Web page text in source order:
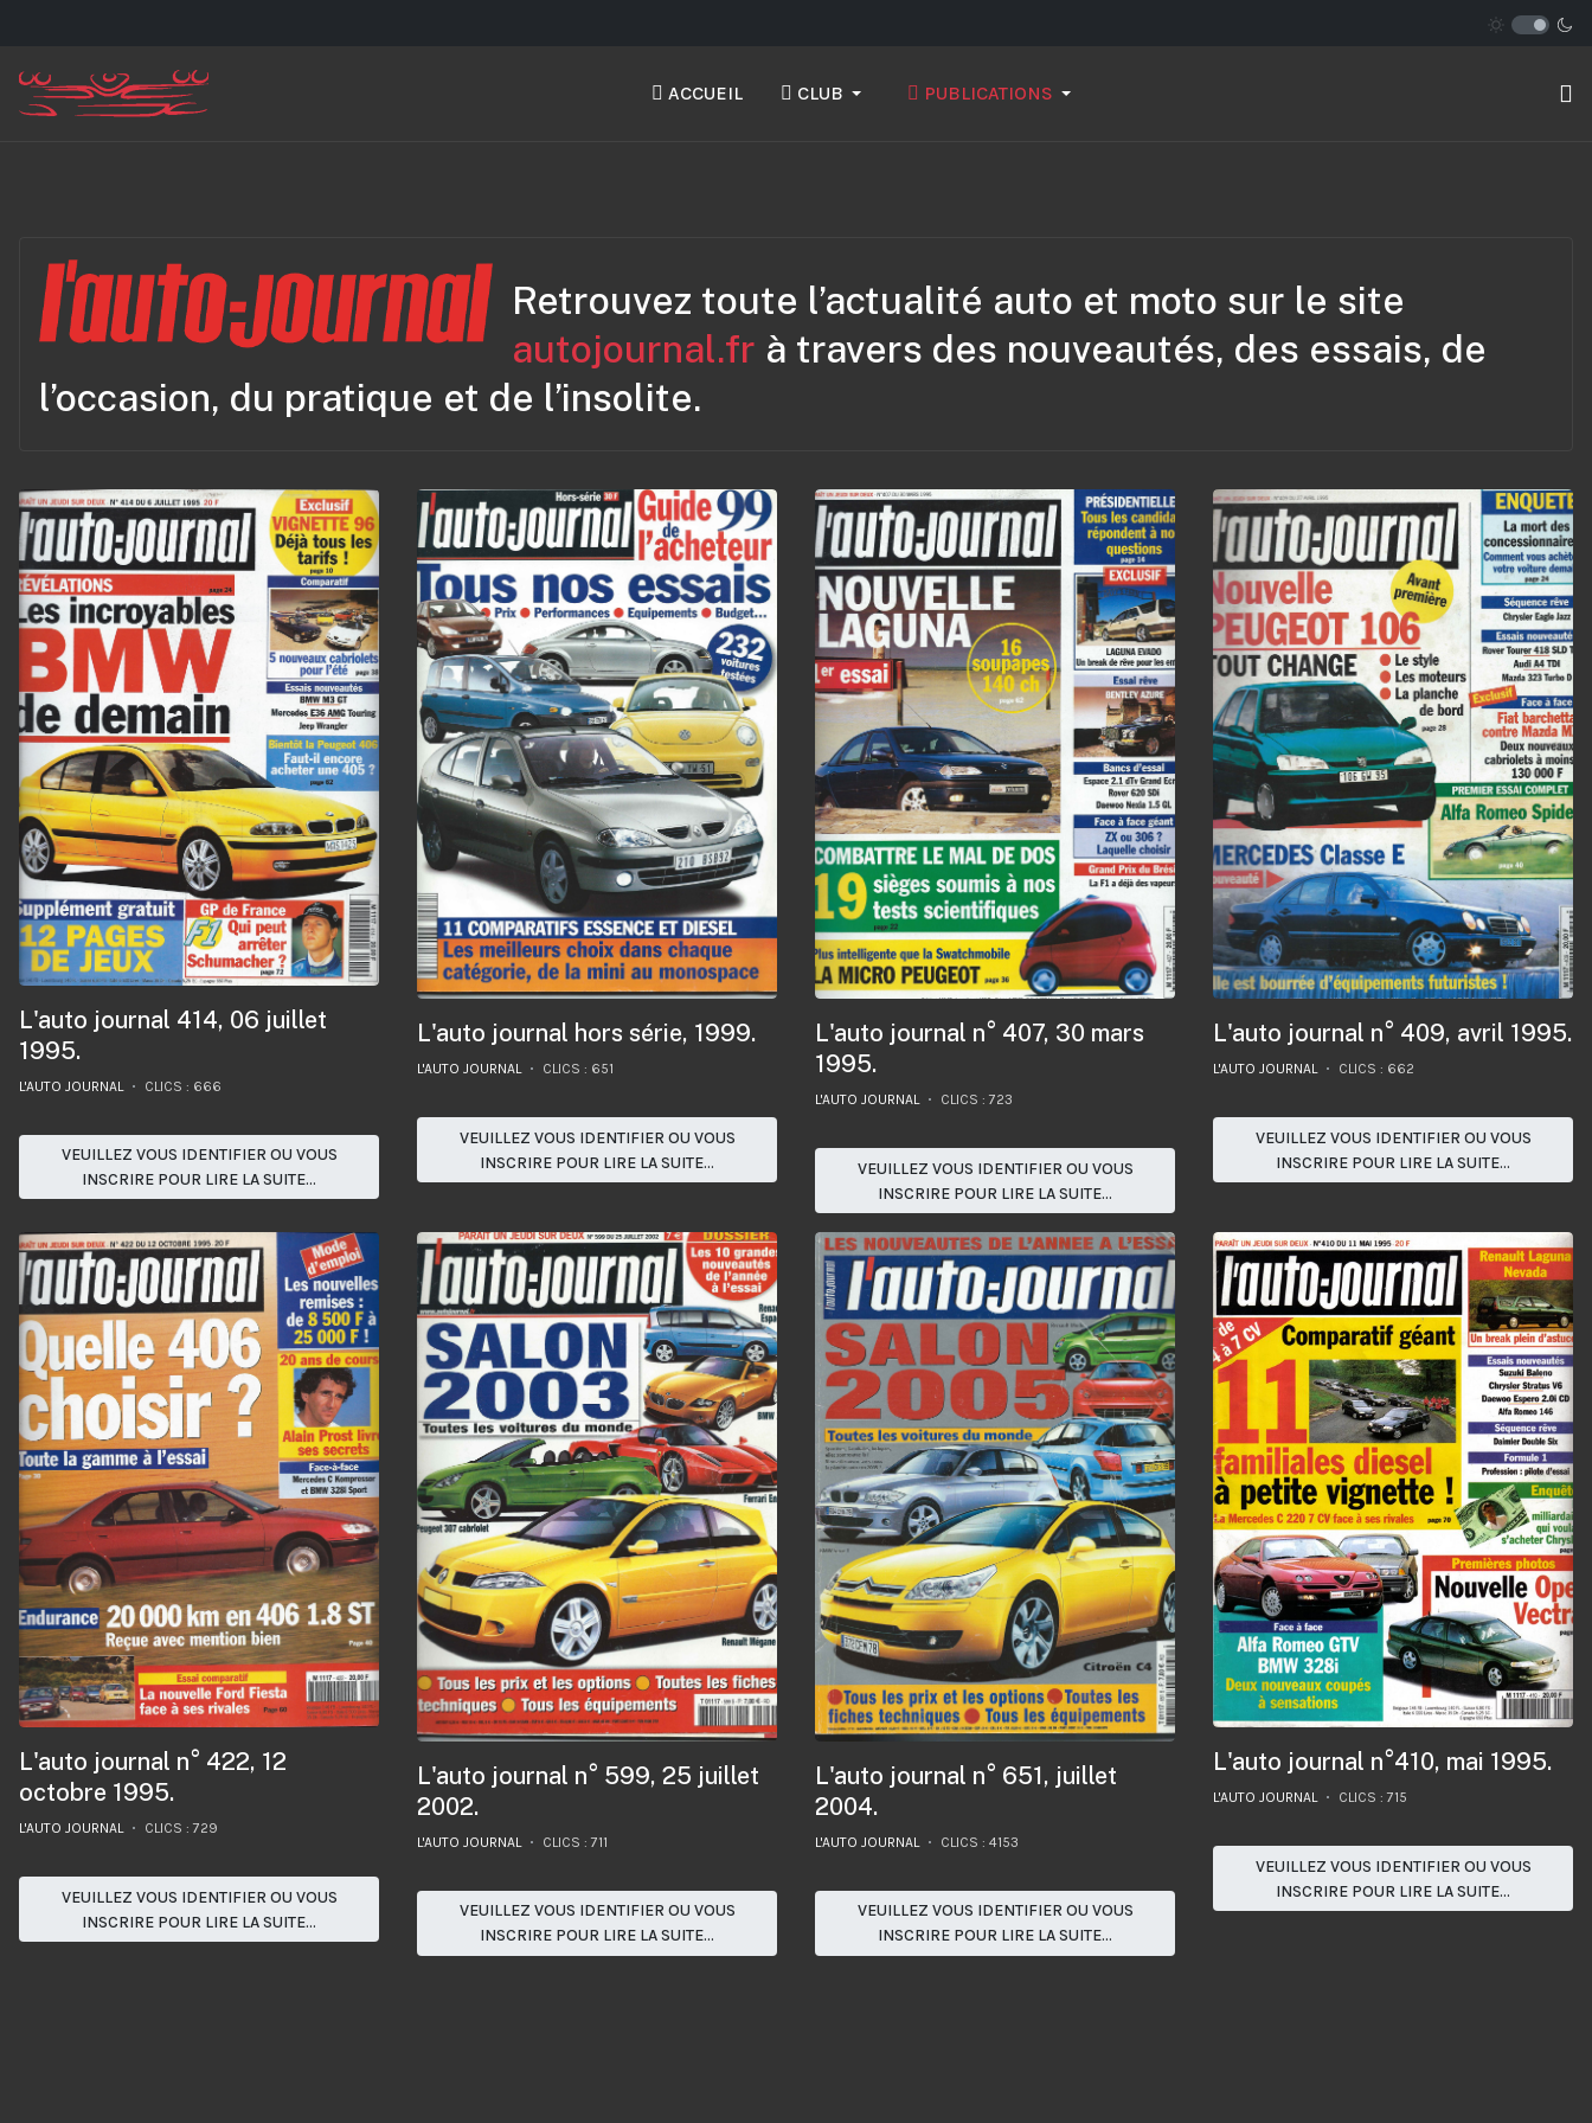
ACCUEIL CLUB PUBLICATIONS
Retrouvez toute l’actualité auto et moto sur le site
autojournal.fr à travers des nouveautés, des essais, de
l’occasion, du pratique et de l’insolite.
L'auto journal 414, 06 juillet
1995.
L'AUTO JOURNAL CLICS : 666
VEUILLEZ VOUS IDENTIFIER OU VOUS
INSCRIRE POUR LIRE LA SUITE...
L'auto journal hors série, 1999.
L'AUTO JOURNAL CLICS : 651
VEUILLEZ VOUS IDENTIFIER OU VOUS
INSCRIRE POUR LIRE LA SUITE...
L'auto journal n° 407, 30 mars
1995.
L'AUTO JOURNAL CLICS : 723
VEUILLEZ VOUS IDENTIFIER OU VOUS
INSCRIRE POUR LIRE LA SUITE...
L'auto journal n° 409, avril 1995.
L'AUTO JOURNAL CLICS : 662
VEUILLEZ VOUS IDENTIFIER OU VOUS
INSCRIRE POUR LIRE LA SUITE...
L'auto journal n° 422, 12
octobre 1995.
L'AUTO JOURNAL CLICS : 729
VEUILLEZ VOUS IDENTIFIER OU VOUS
INSCRIRE POUR LIRE LA SUITE...
L'auto journal n° 599, 25 juillet
2002.
L'AUTO JOURNAL CLICS : 711
VEUILLEZ VOUS IDENTIFIER OU VOUS
INSCRIRE POUR LIRE LA SUITE...
L'auto journal n° 651, juillet
2004.
L'AUTO JOURNAL CLICS : 4153
VEUILLEZ VOUS IDENTIFIER OU VOUS
INSCRIRE POUR LIRE LA SUITE...
L'auto journal n°410, mai 1995.
L'AUTO JOURNAL CLICS : 715
VEUILLEZ VOUS IDENTIFIER OU VOUS
INSCRIRE POUR LIRE LA SUITE...